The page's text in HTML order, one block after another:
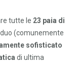
tutte le 23 paia di
(comunemente
sofisticato
di ultima